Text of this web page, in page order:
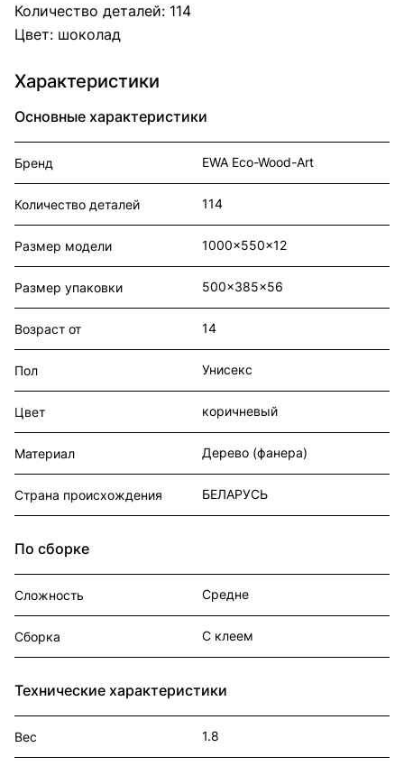
Количество деталей: 114
Цвет: шоколад
Характеристики
Основные характеристики
Бренд EWA Eco-Wood-Art
Количество деталей 114
Размер модели 1000x550x12
Размер упаковки 500x385x56
Возраст от 14
Пол Унисекс
Цвет коричневый
Материал Дерево (фанера)
Страна происхождения БЕЛАРУСЬ
По сборке
Сложность Средне
Сборка С клеем
Технические характеристики
Вес 1.8